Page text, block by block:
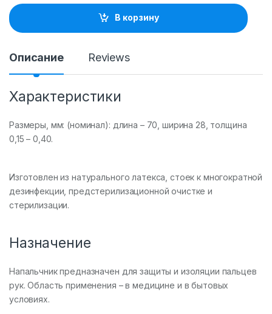
t
i
В корзину
Описание Reviews
Характеристики
Размеры, мм: (номинал): длина – 70, ширина 28, толщина
0,15 – 0,40.
Изготовлен из натурального латекса, стоек к многократной
дезинфекции, предстерилизационной очистке и
стерилизации.
Назначение
Напальчник предназначен для защиты и изоляции пальцев
рук. Область применения – в медицине и в бытовых
условиях.